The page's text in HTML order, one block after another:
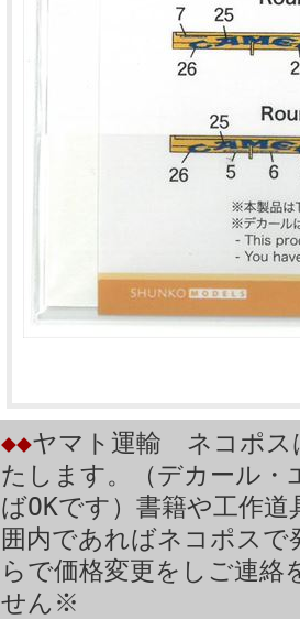
◆◆ヤマト運輸 ネコポス
たします。（デカール・
ばOKです）書籍や工作
囲内であればネコポス
らで価格変更をしご連
せん※